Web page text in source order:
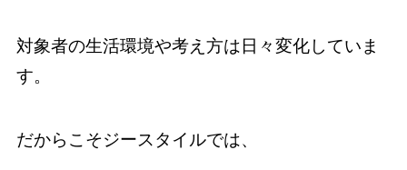
対象者の生活環境や考え方は日々変化していま
す。
だからこそジースタイルでは、